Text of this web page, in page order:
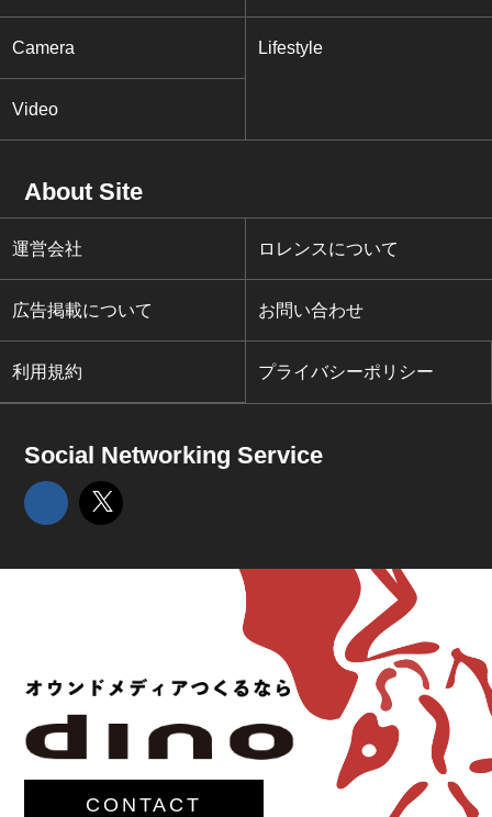
Camera Lifestyle
Video
About Site
運営会社 ロレンスについて
広告掲載について お問い合わせ
利用規約 プライバシーポリシー
Social Networking Service
CONTACT